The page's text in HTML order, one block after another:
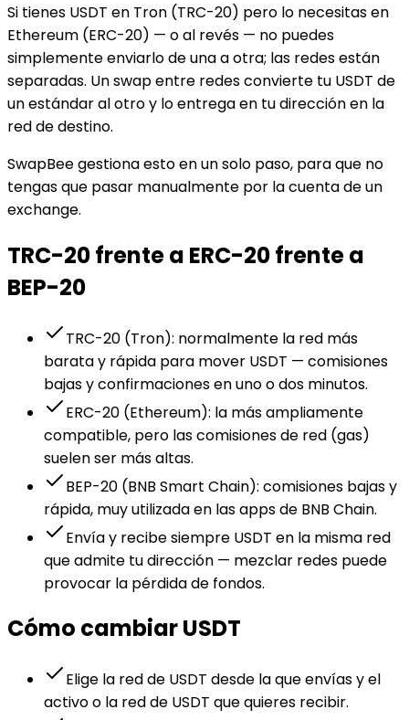
Si tienes USDT en Tron (TRC-20) pero lo necesitas en
Ethereum (ERC-20) — o al revés — no puedes
simplemente enviarlo de una a otra; las redes están
separadas. Un swap entre redes convierte tu USDT de
un estándar al otro y lo entrega en tu dirección en la
red de destino.
SwapBee gestiona esto en un solo paso, para que no
tengas que pasar manualmente por la cuenta de un
exchange.
TRC-20 frente a ERC-20 frente a
BEP-20
TRC-20 (Tron): normalmente la red más
barata y rápida para mover USDT — comisiones
bajas y confirmaciones en uno o dos minutos.
ERC-20 (Ethereum): la más ampliamente
compatible, pero las comisiones de red (gas)
suelen ser más altas.
BEP-20 (BNB Smart Chain): comisiones bajas y
rápida, muy utilizada en las apps de BNB Chain.
Envía y recibe siempre USDT en la misma red
que admite tu dirección — mezclar redes puede
provocar la pérdida de fondos.
Cómo cambiar USDT
Elige la red de USDT desde la que envías y el
activo o la red de USDT que quieres recibir.